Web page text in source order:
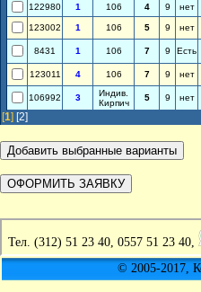
122980 1 106 4 9 нет
123002 1 106 5 9 нет
8431 1 106 7 9 Есть
123011 4 106 7 9 нет
106992 3
Индив.
Кирпич
5 9 нет
[1] [2]
Тел. (312) 51 23 40, 0557 51 23 40,
© 2005-2017,